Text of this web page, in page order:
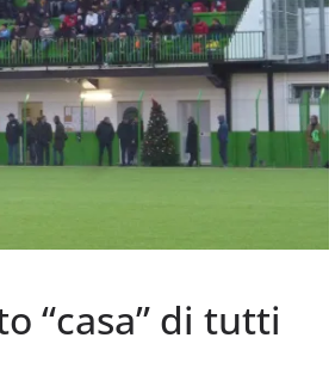
“casa” di tutti